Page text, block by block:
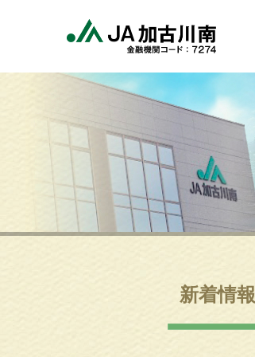
新着情報